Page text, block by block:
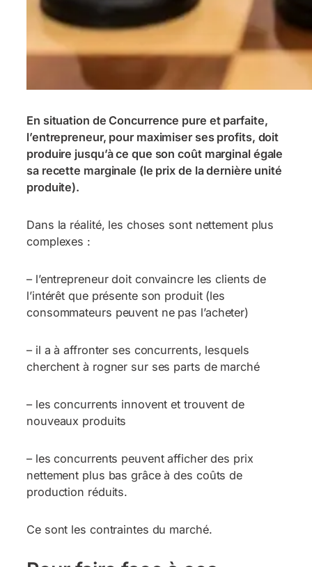
En situation de Concurrence pure et parfaite,
l’entrepreneur, pour maximiser ses profits, doit
produire jusqu’à ce que son coût marginal égale
sa recette marginale (le prix de la dernière unité
produite).
Dans la réalité, les choses sont nettement plus
complexes :
– l’entrepreneur doit convaincre les clients de
l’intérêt que présente son produit (les
consommateurs peuvent ne pas l’acheter)
– il a à affronter ses concurrents, lesquels
cherchent à rogner sur ses parts de marché
– les concurrents innovent et trouvent de
nouveaux produits
– les concurrents peuvent afficher des prix
nettement plus bas grâce à des coûts de
production réduits.
Ce sont les contraintes du marché.